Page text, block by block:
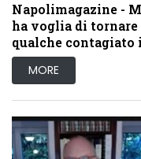
Napolimagazine -
ha voglia di tornare
qualche
MORE